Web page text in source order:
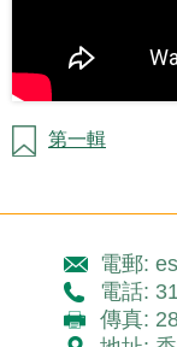
第一輯
電郵:
電話:
傳真: